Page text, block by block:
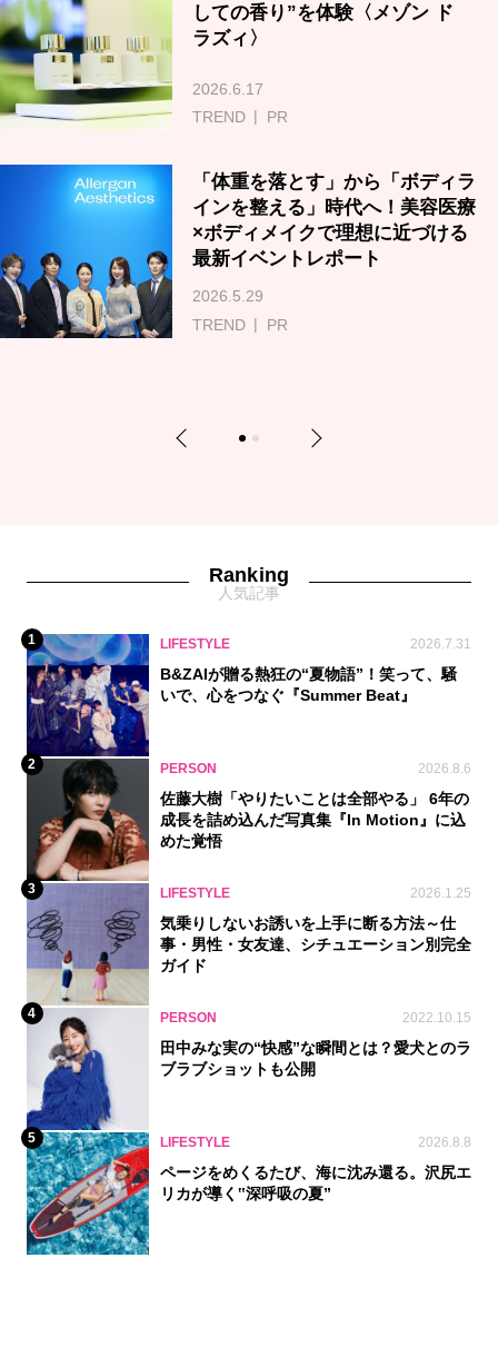
しての香り”を体験〈メゾン ド
ラズィ〉
2026.6.17
TREND
PR
「体重を落とす」から「ボディラ
インを整える」時代へ！美容医療
×ボディメイクで理想に近づける
最新イベントレポート
2026.5.29
TREND
PR
Previous 1 2 Next
Ranking
人気記事
1 LIFESTYLE 2026.7.31
B&ZAIが贈る熱狂の“夏物語”！笑って、騒
いで、心をつなぐ『Summer Beat』
2 PERSON 2026.8.6
佐藤大樹「やりたいことは全部やる」 6年の
成長を詰め込んだ写真集『In Motion』に込
めた覚悟
3 LIFESTYLE 2026.1.25
気乗りしないお誘いを上手に断る方法～仕
事・男性・女友達、シチュエーション別完全
ガイド
4 PERSON 2022.10.15
田中みな実の“快感”な瞬間とは？愛犬とのラ
ブラブショットも公開
5 LIFESTYLE 2026.8.8
ページをめくるたび、海に沈み還る。沢尻エ
リカが導く‟深呼吸の夏”